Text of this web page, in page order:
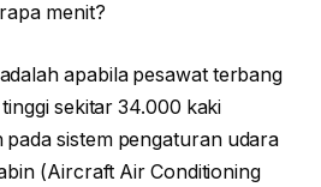
menit?
apabila pesawat terbang
sekitar 34.000 kaki
pada sistem pengaturan udara
(Aircraft Air Conditioning